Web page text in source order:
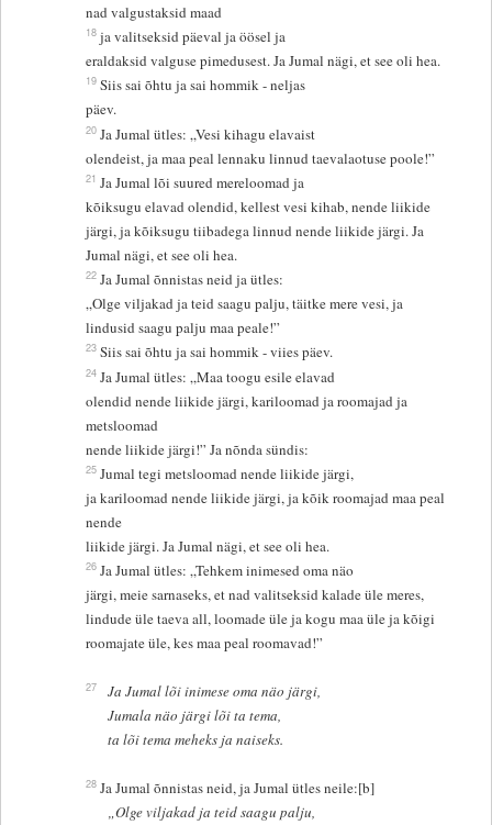
nad valgustaksid maad
18 ja valitseksid päeval ja öösel ja
eraldaksid valguse pimedusest. Ja Jumal nägi, et see oli hea.
19 Siis sai õhtu ja sai hommik - neljas
päev.
20 Ja Jumal ütles: „Vesi kihagu elavaist
olendeist, ja maa peal lennaku linnud taevalaotuse poole!”
21 Ja Jumal lõi suured mereloomad ja
kõiksugu elavad olendid, kellest vesi kihab, nende liikide
järgi, ja kõiksugu tiibadega linnud nende liikide järgi. Ja
Jumal nägi, et see oli hea.
22 Ja Jumal õnnistas neid ja ütles:
„Olge viljakad ja teid saagu palju, täitke mere vesi, ja
lindusid saagu palju maa peale!”
23 Siis sai õhtu ja sai hommik - viies päev.
24 Ja Jumal ütles: „Maa toogu esile elavad
olendid nende liikide järgi, kariloomad ja roomajad ja
metsloomad
nende liikide järgi!” Ja nõnda sündis:
25 Jumal tegi metsloomad nende liikide järgi,
ja kariloomad nende liikide järgi, ja kõik roomajad maa peal
nende
liikide järgi. Ja Jumal nägi, et see oli hea.
26 Ja Jumal ütles: „Tehkem inimesed oma näo
järgi, meie sarnaseks, et nad valitseksid kalade üle meres,
lindude üle taeva all, loomade üle ja kogu maa üle ja kõigi
roomajate üle, kes maa peal roomavad!”
27
Ja Jumal lõi inimese oma näo järgi,
Jumala näo järgi lõi ta tema,
ta lõi tema meheks ja naiseks.
28 Ja Jumal õnnistas neid, ja Jumal ütles neile:[b]
„Olge viljakad ja teid saagu palju,